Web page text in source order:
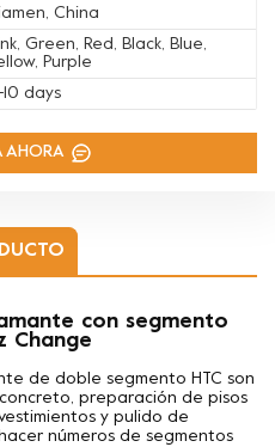
China
Green, Red, Black, Blue,
Purple
10 days
AHORA
con segmento
Change
de doble segmento HTC son
preparación de pisos
y pulido de
números de segmentos